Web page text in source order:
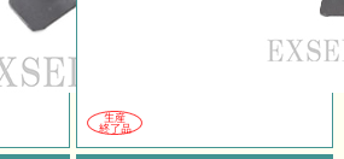
生産
終了品